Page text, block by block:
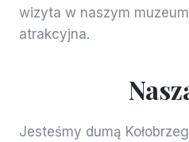
wizyta w naszym
atrakcyjna.
Jesteśmy dumą